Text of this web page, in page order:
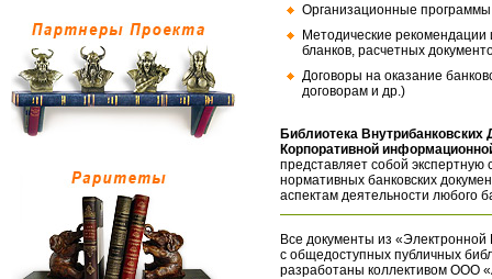
Организационные
Методические
бланков, расчетных
Договоры на оказание
договорам и др.)
Библиотека
Корпоративной
представляет собой экспертную
нормативных банковских
аспектам деятельности любого
Все документы из «Электронной
с общедоступных публичных
разработаны коллективом ООО